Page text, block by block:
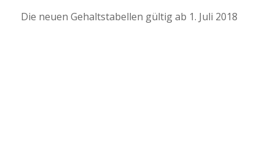
Die neuen Gehaltstabellen gültig ab 1. Juli 2018